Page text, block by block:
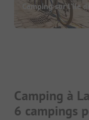
Camping sur l'île
Camping à
6 campings